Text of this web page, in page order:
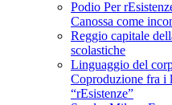
Podio Per
Canossa come
Reggio capitale
scolastiche
Linguaggio del
Coproduzione fra i
“rEsistenze”